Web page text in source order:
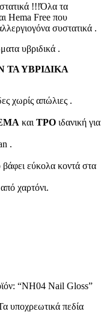
!!!Όλα τα
Hema Free που
συστατικά .
υβριδικά .
ΤΑ ΥΒΡΙΔΙΚΑ
χωρίς απώλιες .
και TPO ιδανική για
.
εύκολα κοντά στα
χαρτόνι.
“ΝΗ04 Nail Gloss”
υποχρεωτικά πεδία